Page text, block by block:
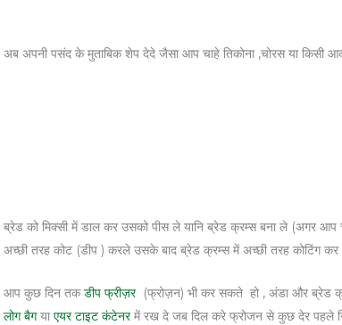
अब अपनी पसंद के मुताबिक शेप देदे जैसा आप चाहे तिकोना ,चोरस या
ब्रेड को मिक्सी में डाल कर उसको पीस ले यानि ब्रेड क्रम्स बना ले (अगर
अच्छी तरह कोट (डीप ) करले उसके बाद ब्रेड क्रम्स में अच्छी तरह कोटिंग
आप कुछ दिन तकडीप फ्रीज़र(फ्रोज़न) भी कर सकते हो , अंडा और ब्रेड
लोग बैगयाएयर टाइट कंटेनरमें रख दे जब दिल करे फ्रोजन से कुछ देर पहले